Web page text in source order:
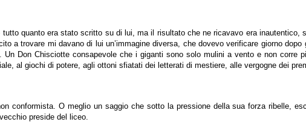
tutto quanto era stato scritto su di lui, ma il risultato che ne ricavavo era
a trovare mi davano di lui un’immagine diversa, che dovevo verificare giorno
Don Chisciotte consapevole che i giganti sono solo mulini a vento e non
al giochi di potere, agli ottoni sfiatati dei letterati di mestiere, alle vergogne dei
conformista. O meglio un saggio che sotto la pressione della sua forza ribelle,
preside del liceo.